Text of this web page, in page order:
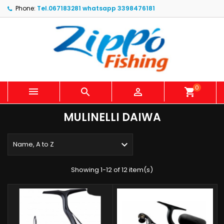
Phone: Tel.067183281 whatsapp 3398476181
   shopping_cart0
MULINELLI DAIWA
Name, A to Z 
Showing 1-12 of 12 item(s)